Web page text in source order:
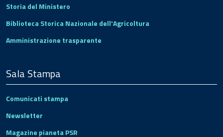
Storia del Ministero
Biblioteca Storica Nazionale dell'Agricoltura
Amministrazione trasparente
Sala Stampa
Comunicati stampa
Newsletter
Magazine pianeta PSR